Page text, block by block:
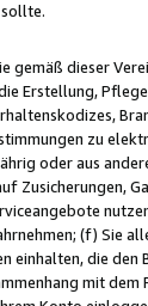
gemäß dieser
Erstellung,
zu
oder aus
Zusicherungen,
(f) Sie
einhalten, die
mit